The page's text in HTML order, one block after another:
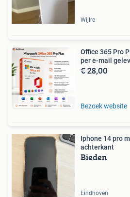
Wijlre
Office 365 Pro
per e-mail
€ 28,00
Bezoek website
Iphone 14 pro
achterkant
Bieden
Eindhoven